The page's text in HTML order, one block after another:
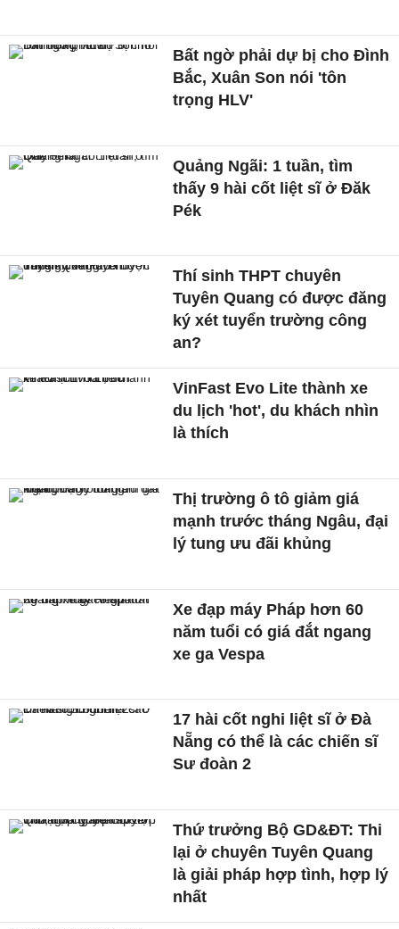
Bất ngờ phải dự bị cho Đình
Bắc, Xuân Son nói 'tôn
trọng HLV'
Quảng Ngãi: 1 tuần, tìm
thấy 9 hài cốt liệt sĩ ở Đăk
Pék
Thí sinh THPT chuyên
Tuyên Quang có được đăng
ký xét tuyển trường công
an?
VinFast Evo Lite thành xe
du lịch 'hot', du khách nhìn
là thích
Thị trường ô tô giảm giá
mạnh trước tháng Ngâu, đại
lý tung ưu đãi khủng
Xe đạp máy Pháp hơn 60
năm tuổi có giá đắt ngang
xe ga Vespa
17 hài cốt nghi liệt sĩ ở Đà
Nẵng có thể là các chiến sĩ
Sư đoàn 2
Thứ trưởng Bộ GD&ĐT: Thi
lại ở chuyên Tuyên Quang
là giải pháp hợp tình, hợp lý
nhất